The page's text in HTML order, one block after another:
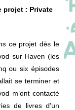
projet : Private
ce projet dès le
sur Haven (les
ou six épisodes
se terminer et
m’ont contacté
de livres d’un